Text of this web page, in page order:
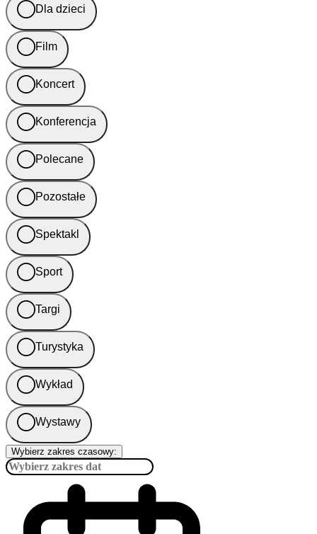
Dla dzieci
Film
Koncert
Konferencja
Polecane
Pozostałe
Spektakl
Sport
Targi
Turystyka
Wykład
Wystawy
Wybierz zakres czasowy: